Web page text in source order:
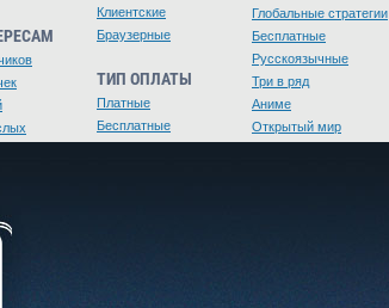
Клиентские
Браузерные
ТИП ОПЛАТЫ
Платные
Бесплатные
Глобальные стратегии
Бесплатные
Русскоязычные
Три в ряд
Аниме
Открытый мир